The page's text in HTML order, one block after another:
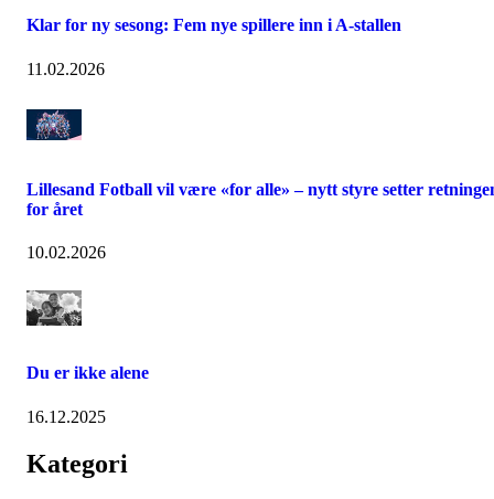
Klar for ny sesong: Fem nye spillere inn i A-stallen
11.02.2026
Lillesand Fotball vil være «for alle» – nytt styre setter
for året
10.02.2026
Du er ikke alene
16.12.2025
Kategori